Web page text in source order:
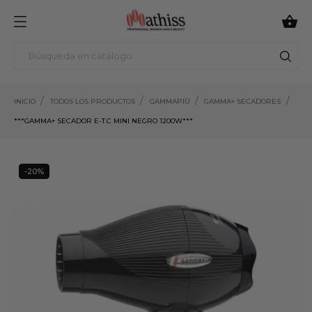

INICIO TODOS LOS PRODUCTOS GAMMAPIÙ GAMMA+ SECADORES
***GAMMA+ SECADOR E-T.C MINI NEGRO 1200W***
20%
-20%